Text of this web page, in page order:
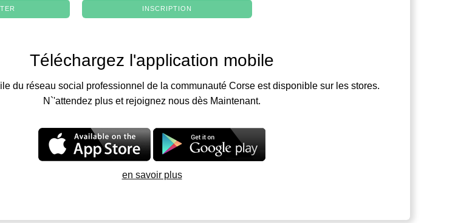
INSCRIPTION
Téléchargez l'application mobile
du réseau social professionnel de la communauté Corse est disponible sur les stores.
N`'attendez plus et rejoignez nous dès Maintenant.
en savoir plus